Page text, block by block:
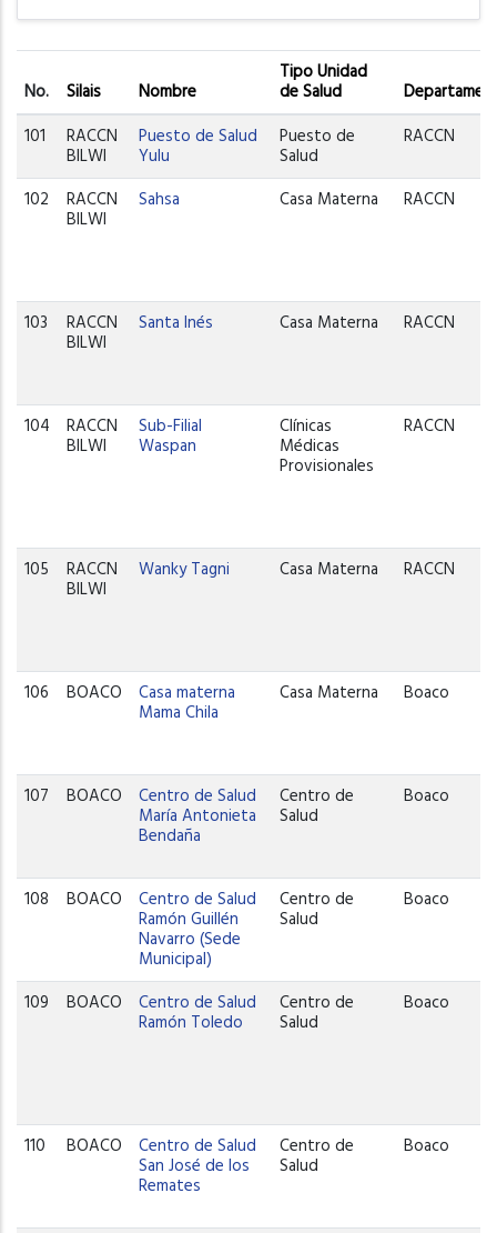
No. Silais Nombre
Tipo Unidad
de Salud
101
RACCN
BILWI
Puesto de Salud
Yulu
Puesto de
Salud
RACCN
102 RACCN
BILWI
Sahsa Casa Materna RACCN
103 RACCN
BILWI
Santa Inés Casa Materna RACCN
104 RACCN
BILWI
Sub-Filial
Waspan
Clínicas
Médicas
Provisionales
RACCN
105 RACCN
BILWI
Wanky Tagni Casa Materna RACCN
106 BOACO Casa materna
Mama Chila
Casa Materna Boaco
107 BOACO Centro de Salud
María Antonieta
Bendaña
Centro de
Salud
Boaco
108 BOACO Centro de Salud
Ramón Guillén
Navarro (Sede
Municipal)
Centro de
Salud
Boaco
109 BOACO Centro de Salud
Ramón Toledo
Centro de
Salud
Boaco
110 BOACO Centro de Salud
San José de los
Remates
Centro de
Salud
Boaco